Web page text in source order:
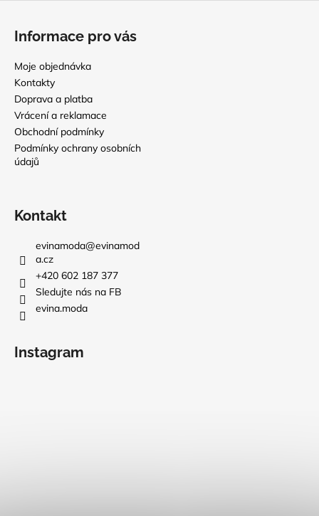
Informace pro vás
Moje objednávka
Kontakty
Doprava a platba
Vrácení a reklamace
Obchodní podmínky
Podmínky ochrany osobních
údajů
Kontakt
evinamoda@evinamod
a.cz
+420 602 187 377
Sledujte nás na FB
evina.moda
Instagram